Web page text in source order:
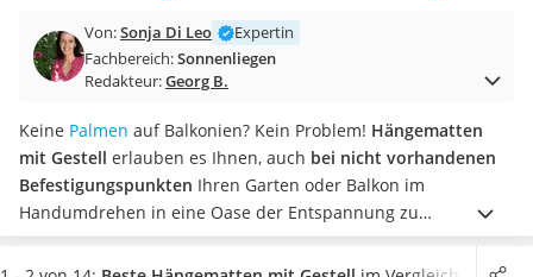
Split-Klimaanlage 2 Innengeräte
Pelletofen
Bohrmaschine
Fliesenschneider
Hochdruckreiniger
Doppelschleifer
Überwachungskamera
Benzinrasenmäher mit Elektrostart
Von:Sonja Di Leo
Expertin
Fachbereich:Sonnenliegen
Redakteur:Georg B.
Keine Palmen auf Balkonien? Kein Problem! Hängematten
mit Gestell erlauben es Ihnen, auch bei nicht vorhandenen
Befestigungspunkten Ihren Garten oder Balkon im
Handumdrehen in eine Oase der Entspannung zu
verwandeln. Damit der erste Belastungs-Test kein
Sicherheitsrisiko darstellt, sollte vor allem bei Hängematten